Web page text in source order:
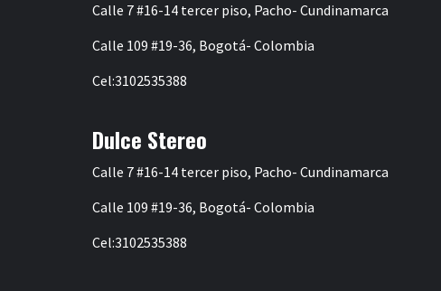
Calle 7 #16-14 tercer piso, Pacho- Cundinamarca
Calle 109 #19-36, Bogotá- Colombia
Cel:3102535388
Dulce Stereo
Calle 7 #16-14 tercer piso, Pacho- Cundinamarca
Calle 109 #19-36, Bogotá- Colombia
Cel:3102535388